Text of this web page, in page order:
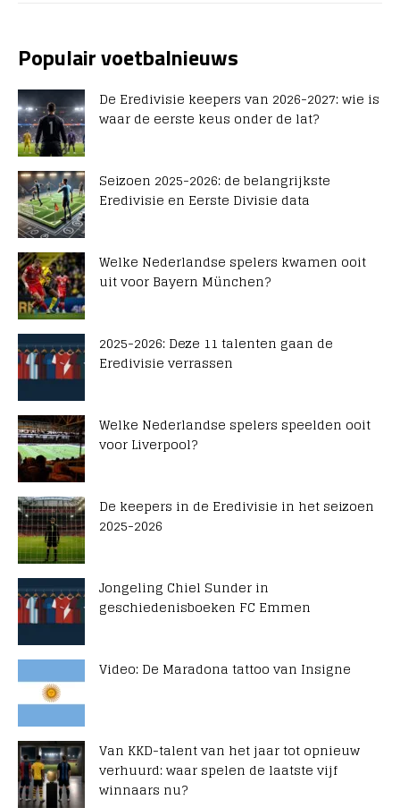
Populair voetbalnieuws
De Eredivisie keepers van 2026-2027: wie is
waar de eerste keus onder de lat?
Seizoen 2025-2026: de belangrijkste
Eredivisie en Eerste Divisie data
Welke Nederlandse spelers kwamen ooit
uit voor Bayern München?
2025-2026: Deze 11 talenten gaan de
Eredivisie verrassen
Welke Nederlandse spelers speelden ooit
voor Liverpool?
De keepers in de Eredivisie in het seizoen
2025-2026
Jongeling Chiel Sunder in
geschiedenisboeken FC Emmen
Video: De Maradona tattoo van Insigne
Van KKD-talent van het jaar tot opnieuw
verhuurd: waar spelen de laatste vijf
winnaars nu?